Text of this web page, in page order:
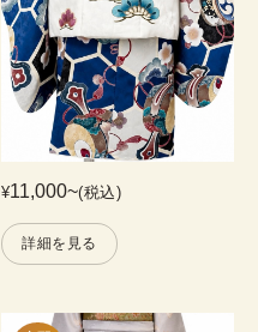
¥11,000~(税込)
詳細を見る